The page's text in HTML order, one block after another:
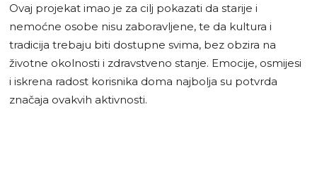
Ovaj projekat imao je za cilj pokazati da starije i
nemoćne osobe nisu zaboravljene, te da kultura i
tradicija trebaju biti dostupne svima, bez obzira na
životne okolnosti i zdravstveno stanje. Emocije, osmijesi
i iskrena radost korisnika doma najbolja su potvrda
značaja ovakvih aktivnosti.